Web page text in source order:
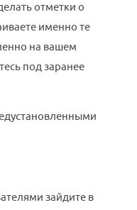
отметки о
именно те
на вашем
под заранее
зайдите в